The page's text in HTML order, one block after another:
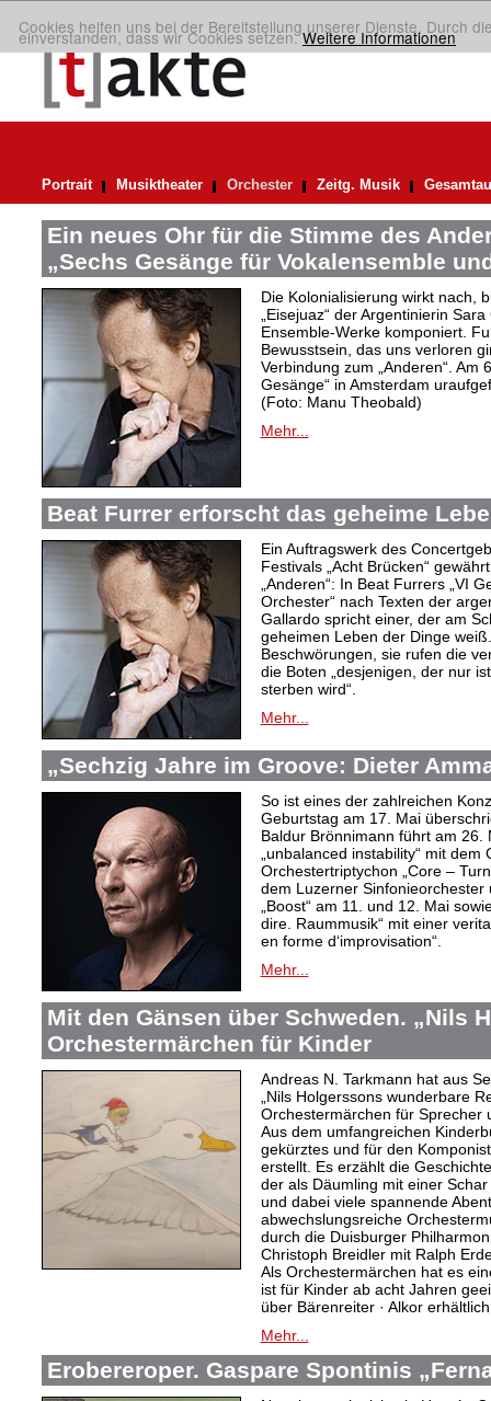
Cookies helfen uns bei der Bereitstellung unserer Dienste. Durch
einverstanden, dass wir Cookies setzen.Weitere Informationen
Portrait Musiktheater Orchester Zeitg. Musik
Ein neues Ohr für die Stimme des
„Sechs Gesänge für Vokalensemble
Die Kolonialisierung wirkt nach,
„Eisejuaz“ der Argentinierin
Ensemble-Werke komponiert.
Bewusstsein, das uns verloren
Verbindung zum „Anderen“. Am
Gesänge“ in Amsterdam
(Foto: Manu Theobald)
Mehr...
Beat Furrer erforscht das geheime
Ein Auftragswerk des
Festivals „Acht Brücken“
„Anderen“: In Beat Furrers „VI
Orchester“ nach Texten der
Gallardo spricht einer, der am
geheimen Leben der Dinge
Beschwörungen, sie rufen die
die Boten „desjenigen, der nur
sterben wird“.
Mehr...
„Sechzig Jahre im Groove: Dieter
So ist eines der zahlreichen
Geburtstag am 17. Mai
Baldur Brönnimann führt am 26.
„unbalanced instability“ mit
Orchestertriptychon „Core –
dem Luzerner
„Boost“ am 11. und 12. Mai
dire. Raummusik“ mit einer
en forme d‘improvisation“.
Mehr...
Mit den Gänsen über Schweden. „Nils
Orchestermärchen für Kinder
Andreas N. Tarkmann hat aus
„Nils Holgerssons wunderbare
Orchestermärchen für Sprecher
Aus dem umfangreichen
gekürztes und für den
erstellt. Es erzählt die
der als Däumling mit einer
und dabei viele spannende
abwechslungsreiche
durch die Duisburger
Christoph Breidler mit Ralph
Als Orchestermärchen hat es
ist für Kinder ab acht Jahren
über Bärenreiter · Alkor
Mehr...
Erobereroper. Gaspare Spontinis